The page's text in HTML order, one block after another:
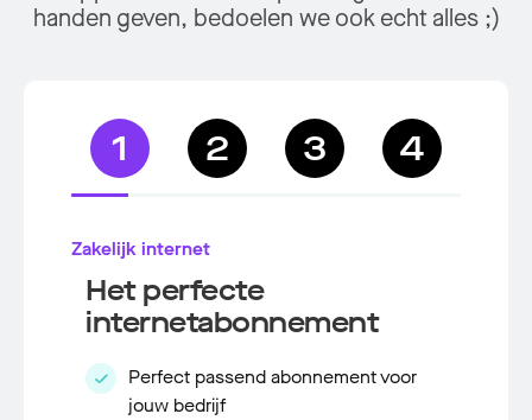
handen geven, bedoelen we ook echt alles ;)
1 2 3 4
Zakelijk internet
Het perfecte
internetabonnement
Perfect passend abonnement voor
jouw bedrijf